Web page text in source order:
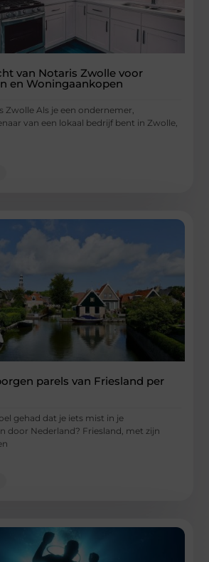
van Notaris Zwolle voor
en Woningaankopen
Als je een ondernemer,
van een lokaal bedrijf bent in Zwolle,
parels van Friesland per
gehad dat je iets mist in je
door Nederland? Friesland, met zijn